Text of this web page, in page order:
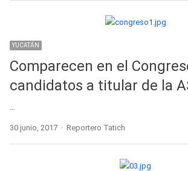
YUCATÁN
Comparecen en el
candidatos a titular de la
30 junio, 2017 Author
Reportero Tatich